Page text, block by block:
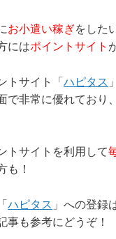
お小遣い稼ぎをした
にはポイントサイト
トサイト「 ハピタス
で非常に優れており、
トサイトを利用して
も！
ハピタス 」への登録
事も参考にどうぞ！